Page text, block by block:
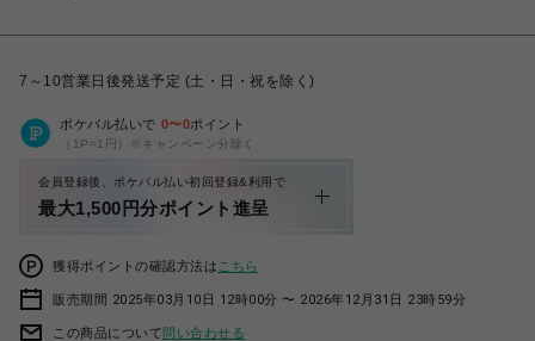
7～10営業日後発送予定 (土・日・祝を除く)
ポケパル払いで 0〜0ポイント
（1P=1円）※キャンペーン分除く
会員登録後、ポケパル払い初回登録&利用で
最大1,500円分ポイント進呈
獲得ポイントの確認方法は こちら
販売期間 2025年03月10日 12時00分 〜 2026年12月31日 23時59分
この商品について問い合わせる